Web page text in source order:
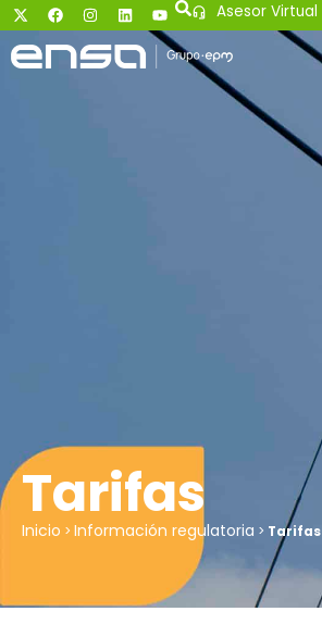
Asesor Virtual
Tarifas
Inicio > Información regulatoria > Tarifas